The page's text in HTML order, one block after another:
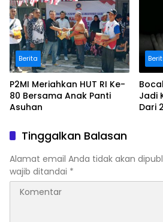
Berita
P2MI Meriahkan HUT RI Ke-
80 Bersama Anak Panti
Asuhan
Jadi
Dari
Tinggalkan Balasan
Alamat email Anda tidak akan
wajib ditandai *